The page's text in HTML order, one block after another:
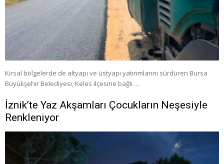
Kırsal bölgelerde de altyapı ve üstyapı yatırımlarını sürdüren Bursa
Büyükşehir Belediyesi, Keles ilçesine bağlı …
İznik’te Yaz Akşamları Çocukların Neşesiyle
Renkleniyor